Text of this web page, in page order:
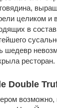
целиком и
в
шедевр
ресторан.
Double
возможно,